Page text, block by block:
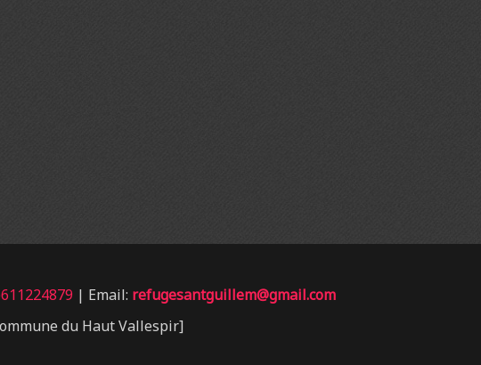
| Email: refugesantguillem@gmail.com
du Haut Vallespir]